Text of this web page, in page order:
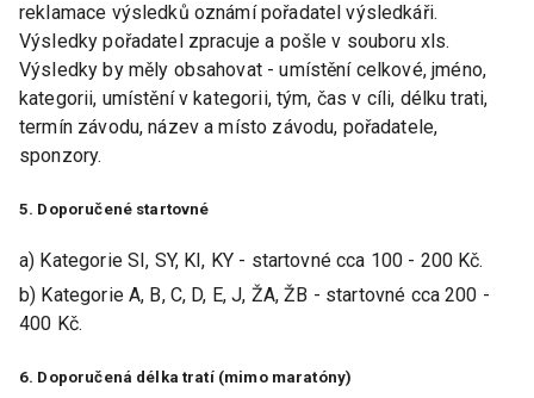
reklamace výsledků oznámí pořadatel výsledkáři.
Výsledky pořadatel zpracuje a pošle v souboru xls.
Výsledky by měly obsahovat - umístění celkové, jméno,
kategorii, umístění v kategorii, tým, čas v cíli, délku trati,
termín závodu, název a místo závodu, pořadatele,
sponzory.
5. Doporučené startovné
a) Kategorie SI, SY, KI, KY - startovné cca 100 - 200 Kč.
b) Kategorie A, B, C, D, E, J, ŽA, ŽB - startovné cca 200 -
400 Kč.
6. Doporučená délka tratí (mimo maratóny)